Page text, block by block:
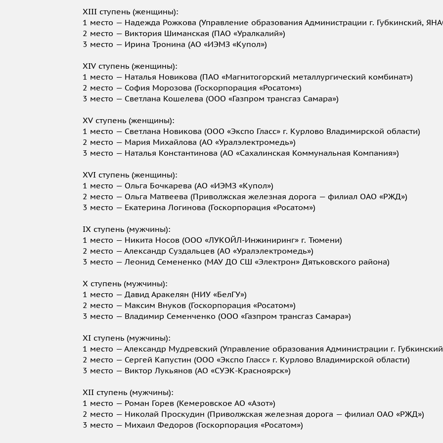
XIII ступень (женщины):
1 место — Надежда Рожкова (Управление образования Администрации г. Губкинский,
2 место — Виктория Шиманская (ПАО «Уралкалий»)
3 место — Ирина Тронина (АО «ИЭМЗ «Купол»)
XIV ступень (женщины):
1 место — Наталья Новикова (ПАО «Магнитогорский металлургический комбинат»)
2 место — София Морозова (Госкорпорация «Росатом»)
3 место — Светлана Кошелева (ООО «Газпром трансгаз Самара»)
XV ступень (женщины):
1 место — Светлана Новикова (ООО «Экспо Гласс» г. Курлово Владимирской области)
2 место — Мария Михайлова (АО «Уралэлектромедь»)
3 место — Наталья Константинова (АО «Сахалинская Коммунальная Компания»)
XVI ступень (женщины):
1 место — Ольга Бочкарева (АО «ИЭМЗ «Купол»)
2 место — Ольга Матвеева (Приволжская железная дорога — филиал ОАО «РЖД»)
3 место — Екатерина Логинова (Госкорпорация «Росатом»)
IX ступень (мужчины):
1 место — Никита Носов (ООО «ЛУКОЙЛ-Инжиниринг» г. Тюмени)
2 место — Александр Суздальцев (АО «Уралэлектромедь»)
3 место — Леонид Семененко (МАУ ДО СШ «Электрон» Дятьковского района)
X ступень (мужчины):
1 место — Давид Аракелян (НИУ «БелГУ»)
2 место — Максим Внуков (Госкорпорация «Росатом»)
3 место — Владимир Семенченко (ООО «Газпром трансгаз Самара»)
XI ступень (мужчины):
1 место — Александр Мудревский (Управление образования Администрации г.
2 место — Сергей Капустин (ООО «Экспо Гласс» г. Курлово Владимирской области)
3 место — Виктор Лукьянов (АО «СУЭК-Красноярск»)
XII ступень (мужчины):
1 место — Роман Горев (Кемеровское АО «Азот»)
2 место — Николай Проскудин (Приволжская железная дорога — филиал ОАО «РЖД»)
3 место — Михаил Федоров (Госкорпорация «Росатом»)